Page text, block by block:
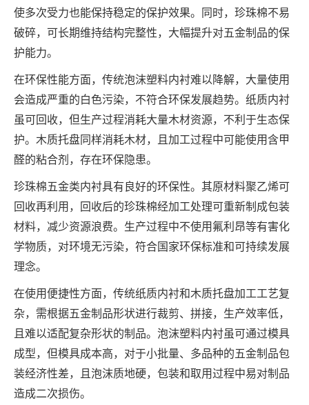
使多次受力也能保持稳定的保护效果。同时，珍珠棉不易
破碎，可长期维持结构完整性，大幅提升对五金制品的保
护能力。
在环保性能方面，传统泡沫塑料内衬难以降解，大量使用
会造成严重的白色污染，不符合环保发展趋势。纸质内衬
虽可回收，但生产过程消耗大量木材资源，不利于生态保
护。木质托盘同样消耗木材，且加工过程中可能使用含甲
醛的粘合剂，存在环保隐患。
珍珠棉五金类内衬具有良好的环保性。其原材料聚乙烯可
回收再利用，回收后的珍珠棉经加工处理可重新制成包装
材料，减少资源浪费。生产过程中不使用氟利昂等有害化
学物质，对环境无污染，符合国家环保标准和可持续发展
理念。
在使用便捷性方面，传统纸质内衬和木质托盘加工工艺复
杂，需根据五金制品形状进行裁剪、拼接，生产效率低，
且难以适配复杂形状的制品。泡沫塑料内衬虽可通过模具
成型，但模具成本高，对于小批量、多品种的五金制品包
装经济性差，且泡沫质地硬，包装和取用过程中易对制品
造成二次损伤。